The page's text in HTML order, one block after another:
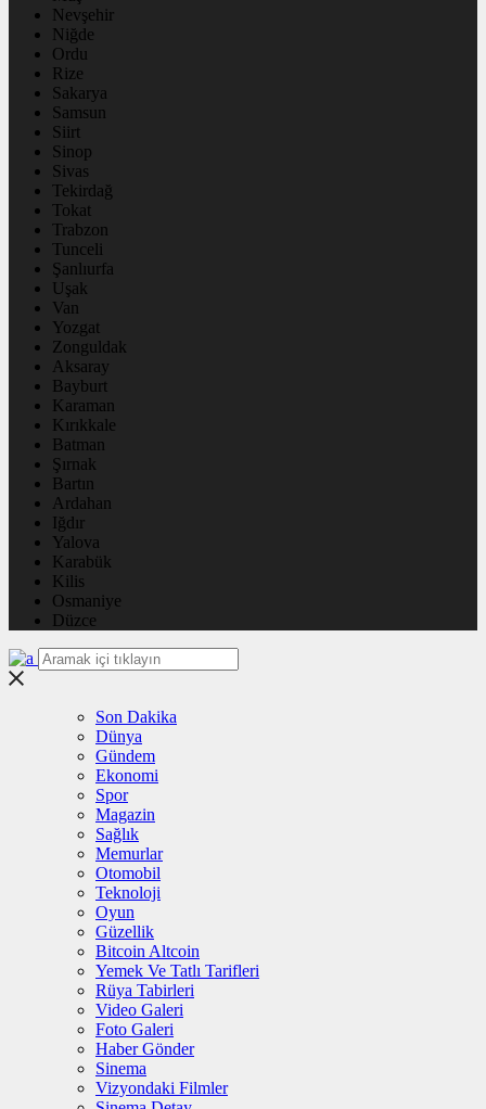
Nevşehir
Niğde
Ordu
Rize
Sakarya
Samsun
Siirt
Sinop
Sivas
Tekirdağ
Tokat
Trabzon
Tunceli
Şanlıurfa
Uşak
Van
Yozgat
Zonguldak
Aksaray
Bayburt
Karaman
Kırıkkale
Batman
Şırnak
Bartın
Ardahan
Iğdır
Yalova
Karabük
Kilis
Osmaniye
Düzce
Son Dakika
Dünya
Gündem
Ekonomi
Spor
Magazin
Sağlık
Memurlar
Otomobil
Teknoloji
Oyun
Güzellik
Bitcoin Altcoin
Yemek Ve Tatlı Tarifleri
Rüya Tabirleri
Video Galeri
Foto Galeri
Haber Gönder
Sinema
Vizyondaki Filmler